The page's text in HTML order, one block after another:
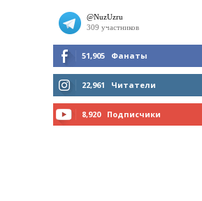
51,905 Фанаты
МНЕ НРАВИТСЯ
22,961 Читатели
8,920 Подписчики